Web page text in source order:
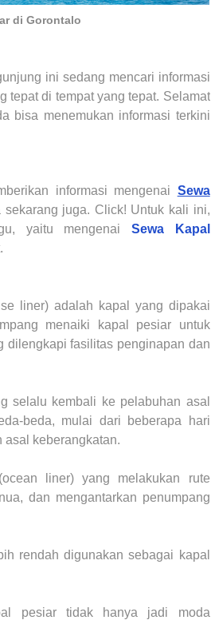
di Gorontalo
ini sedang mencari informasi
tepat di tempat yang tepat. Selamat
bisa menemukan informasi terkini
informasi mengenai Sewa
juga. Click! Untuk kali ini,
yaitu mengenai Sewa Kapal
liner) adalah kapal yang dipakai
menaiki kapal pesiar untuk
dilengkapi fasilitas penginapan dan
selalu kembali ke pelabuhan asal
beda, mulai dari beberapa hari
asal keberangkatan.
liner) yang melakukan rute
dan mengantarkan penumpang
rendah digunakan sebagai kapal
pesiar tidak hanya jadi moda